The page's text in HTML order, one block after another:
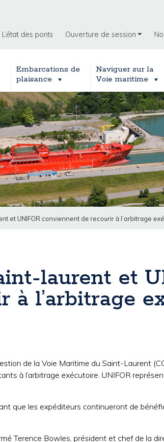
L’état des ponts Ouverture de session
Embarcations de
plaisance
Naviguer sur la
Voie maritime
et UNIFOR conviennent de recourir à l’arbitrage
laurent et
à l’arbitrage
de la Voie Maritime du Saint-Laurent
à l’arbitrage exécutoire. UNIFOR
que les expéditeurs continueront de
Terence Bowles, président et chef de la